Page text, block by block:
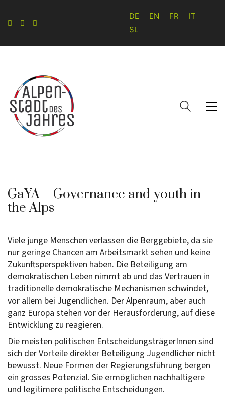
DE EN FR
IT
SL
GaYA – Governance and youth in
the Alps
Viele junge Menschen verlassen die Berggebiete, da sie
nur geringe Chancen am Arbeitsmarkt sehen und keine
Zukunftsperspektiven haben. Die Beteiligung am
demokratischen Leben nimmt ab und das Vertrauen in
traditionelle demokratische Mechanismen schwindet,
vor allem bei Jugendlichen. Der Alpenraum, aber auch
ganz Europa stehen vor der Herausforderung, auf diese
Entwicklung zu reagieren.
Die meisten politischen EntscheidungsträgerInnen sind
sich der Vorteile direkter Beteiligung Jugendlicher nicht
bewusst. Neue Formen der Regierungsführung bergen
ein grosses Potenzial. Sie ermöglichen nachhaltigere
und legitimere politische Entscheidungen.